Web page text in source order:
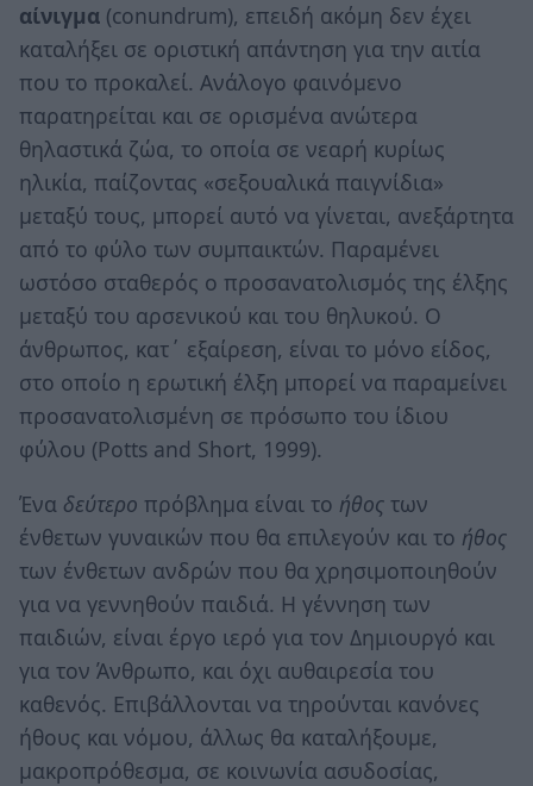
αίνιγμα (conundrum), επειδή ακόμη δεν έχει
καταλήξει σε οριστική απάντηση για την αιτία
που το προκαλεί. Ανάλογο φαινόμενο
παρατηρείται και σε ορισμένα ανώτερα
θηλαστικά ζώα, το οποία σε νεαρή κυρίως
ηλικία, παίζοντας «σεξουαλικά παιγνίδια»
μεταξύ τους, μπορεί αυτό να γίνεται, ανεξάρτητα
από το φύλο των συμπαικτών. Παραμένει
ωστόσο σταθερός ο προσανατολισμός της έλξης
μεταξύ του αρσενικού και του θηλυκού. Ο
άνθρωπος, κατ΄ εξαίρεση, είναι το μόνο είδος,
στο οποίο η ερωτική έλξη μπορεί να παραμείνει
προσανατολισμένη σε πρόσωπο του ίδιου
φύλου (Potts and Short, 1999).
Ένα δεύτερο πρόβλημα είναι το ήθος των
ένθετων γυναικών που θα επιλεγούν και το ήθος
των ένθετων ανδρών που θα χρησιμοποιηθούν
για να γεννηθούν παιδιά. Η γέννηση των
παιδιών, είναι έργο ιερό για τον Δημιουργό και
για τον Άνθρωπο, και όχι αυθαιρεσία του
καθενός. Επιβάλλονται να τηρούνται κανόνες
ήθους και νόμου, άλλως θα καταλήξουμε,
μακροπρόθεσμα, σε κοινωνία ασυδοσίας,